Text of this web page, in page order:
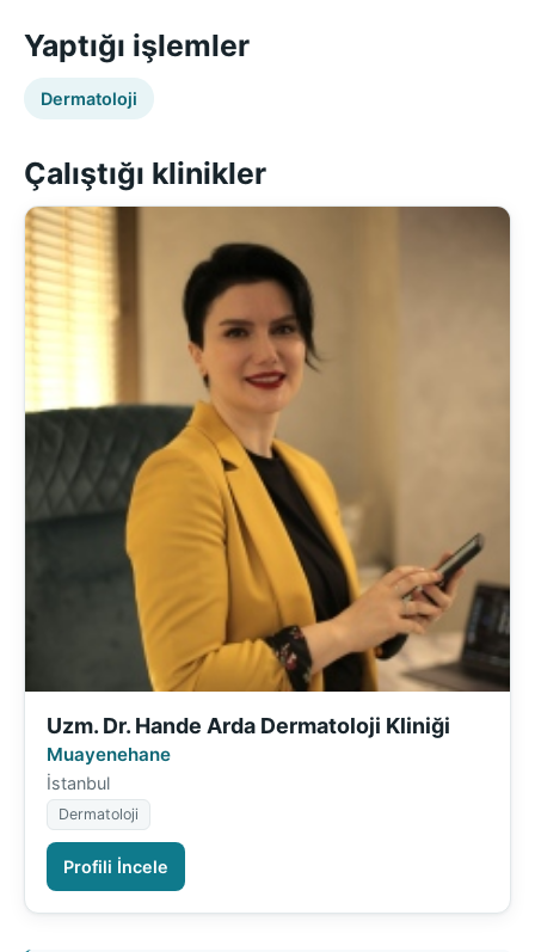
Yaptığı işlemler
Dermatoloji
Çalıştığı klinikler
Uzm. Dr. Hande Arda Dermatoloji Kliniği
Muayenehane
İstanbul
Dermatoloji
Profili İncele